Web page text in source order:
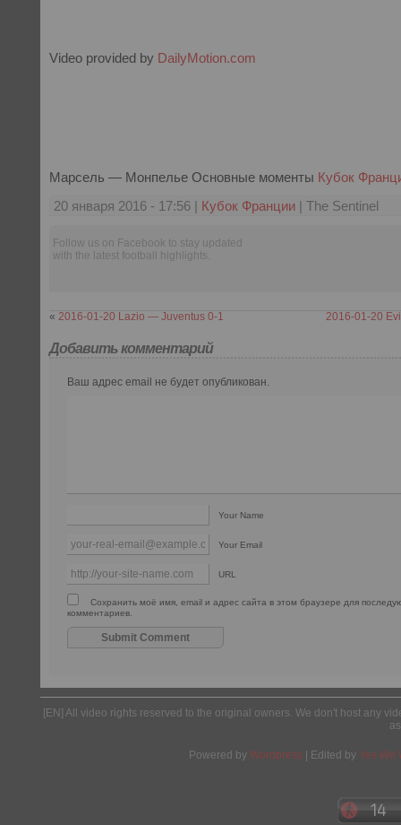
Video provided by DailyMotion.com
Марсель — Монпелье Основные моменты Кубок
20 января 2016 - 17:56 | Кубок Франции | The Sentinel
Follow us on Facebook to stay updated
with the latest football highlights.
« 2016-01-20 Lazio — Juventus 0-1 2016-01-20
Добавить комментарий
Ваш адрес email не будет опубликован.
Your Name
Your Email
URL
Сохранить моё имя, email и адрес сайта в этом браузере для
комментариев.
[EN] All video rights reserved to the original owners. We don't host any
Powered by Wordpress | Edited by Yes We